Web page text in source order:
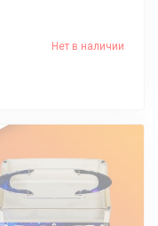
Нет в наличии